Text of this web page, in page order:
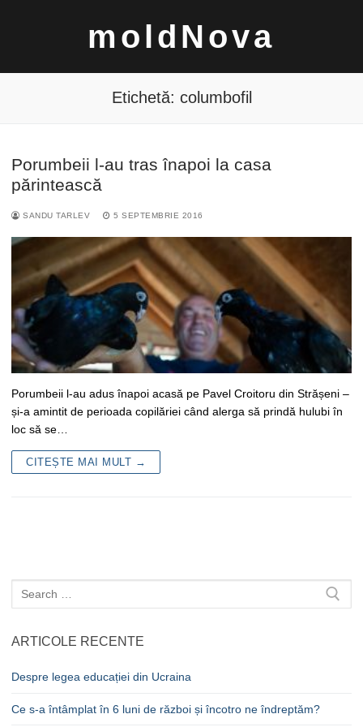
moldNova
Caută
Etichetă: columbofil
Porumbeii l-au tras înapoi la casa
părintească
SANDU TARLEV 5 SEPTEMBRIE 2016
Porumbeii l-au adus înapoi acasă pe Pavel Croitoru din Strășeni –
și-a amintit de perioada copilăriei când alerga să prindă hulubi în
loc să se…
CITEȘTE MAI MULT →
Caută
după:
ARTICOLE RECENTE
Despre legea educației din Ucraina
Ce s-a întâmplat în 6 luni de război și încotro ne îndreptăm?